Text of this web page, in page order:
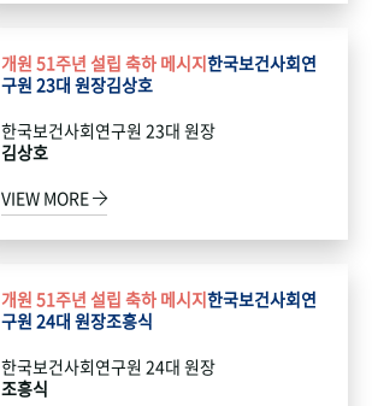
개원 51주년 설립 축하 메시지한국보건사회연
구원 23대 원장김상호
한국보건사회연구원 23대 원장
김상호
VIEW MORE
개원 51주년 설립 축하 메시지한국보건사회연
구원 24대 원장조흥식
한국보건사회연구원 24대 원장
조흥식